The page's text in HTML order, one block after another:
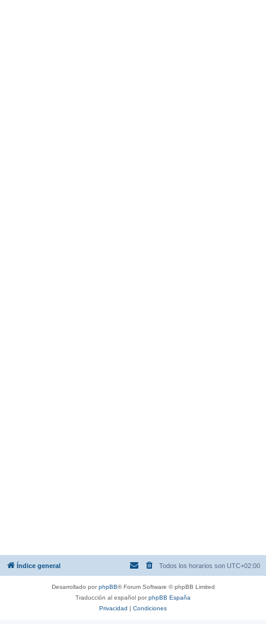
Índice general Todos los horarios son UTC+02:00
Desarrollado porphpBB® Forum Software © phpBB Limited
Traducción al español porphpBB España
Privacidad | Condiciones